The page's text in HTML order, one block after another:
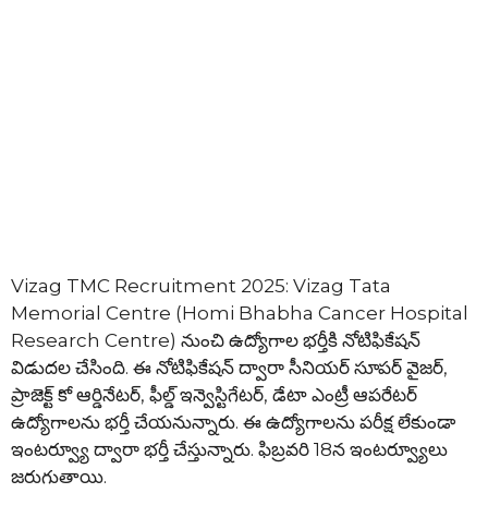
Vizag TMC Recruitment 2025: Vizag Tata
Memorial Centre (Homi Bhabha Cancer Hospital
Research Centre) నుంచి ఉద్యోగాల భర్తీకి నోటిఫికేషన్
విడుదల చేసింది. ఈ నోటిఫికేషన్ ద్వారా సీనియర్ సూపర్ వైజర్,
ప్రాజెక్ట్ కో ఆర్డినేటర్, ఫీల్డ్ ఇన్వెస్టిగేటర్, డేటా ఎంట్రీ ఆపరేటర్
ఉద్యోగాలను భర్తీ చేయనున్నారు. ఈ ఉద్యోగాలను పరీక్ష లేకుండా
ఇంటర్వ్యూ ద్వారా భర్తీ చేస్తున్నారు. ఫిబ్రవరి 18న ఇంటర్వ్యూలు
జరుగుతాయి.